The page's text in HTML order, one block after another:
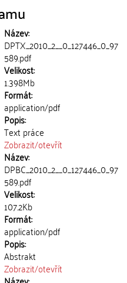
Název:
DPTX_2010_2__0_127446_0_97
589.pdf
Velikost:
1.398Mb
Formát:
application/pdf
Popis:
Text práce
Zobrazit/otevřít
Název:
DPBC_2010_2__0_127446_0_97
589.pdf
Velikost:
107.2Kb
Formát:
application/pdf
Popis:
Abstrakt
Zobrazit/otevřít